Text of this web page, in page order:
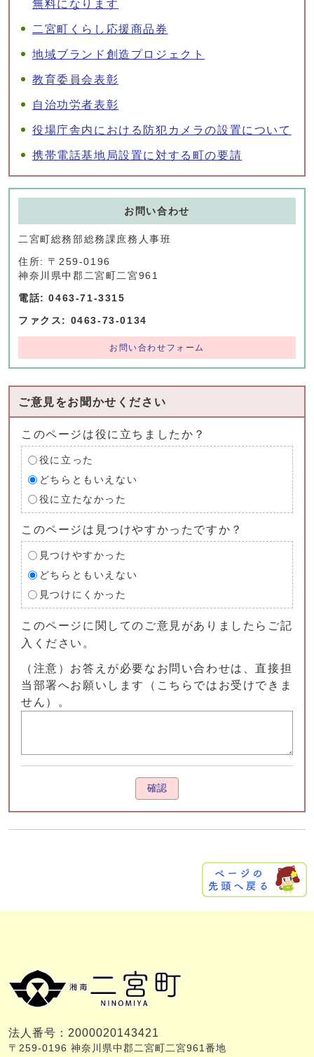
無料になります
二宮町くらし応援商品券
地域ブランド創造プロジェクト
教育委員会表彰
自治功労者表彰
役場庁舎内における防犯カメラの設置について
携帯電話基地局設置に対する町の要請
お問い合わせ
二宮町総務部総務課庶務人事班
住所: 〒259-0196
神奈川県中郡二宮町二宮961
電話: 0463-71-3315
ファクス: 0463-73-0134
お問い合わせフォーム
ご意見をお聞かせください
このページは役に立ちましたか？
役に立った
どちらともいえない
役に立たなかった
このページは見つけやすかったですか？
見つけやすかった
どちらともいえない
見つけにくかった
このページに関してのご意見がありましたらご記
入ください。
（注意）お答えが必要なお問い合わせは、直接担
当部署へお願いします（こちらではお受けできま
せん）。
確認
法人番号：2000020143421
〒259-0196 神奈川県中郡二宮町二宮961番地